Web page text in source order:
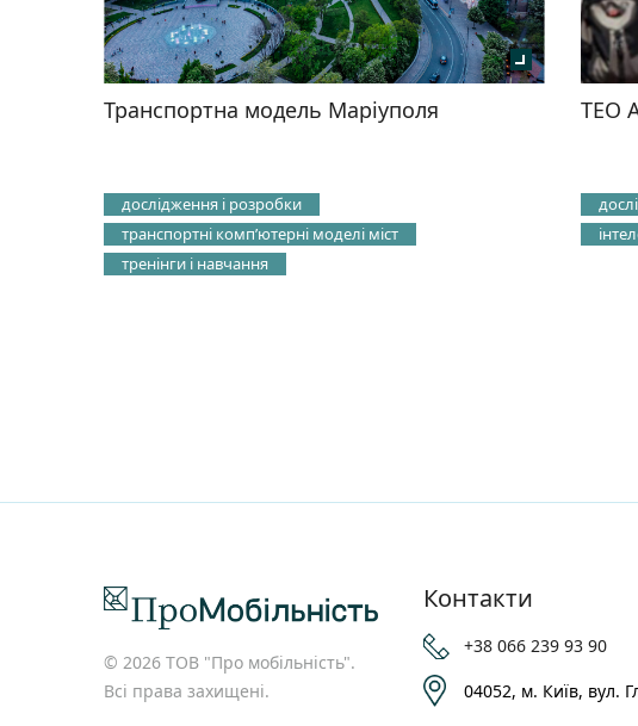
Транспортна модель Маріуполя
дослідження і розробки
транспортні компʼютерні моделі міст
тренінги і навчання
ТЕО
© 2026 ТОВ "Про мобільність".
Всі права захищені.
Контакти
+38 066 239 93 90
04052, м. Київ, вул.